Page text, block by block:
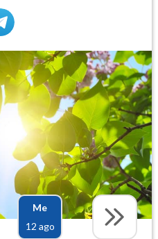
Me
12 ago